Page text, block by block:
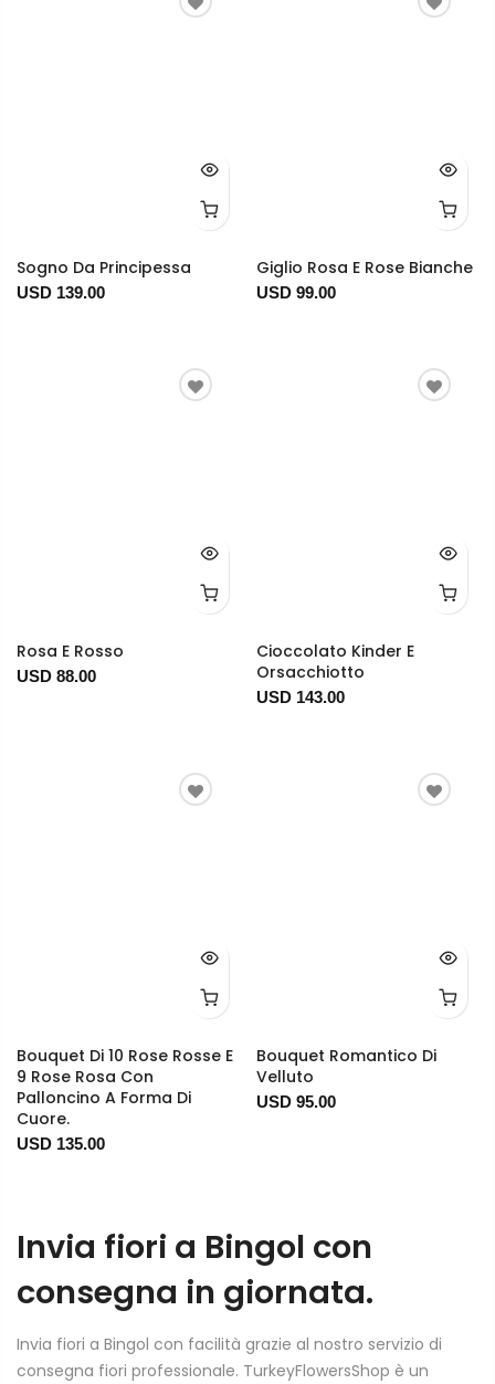
Sogno Da Principessa
USD 139.00
Giglio Rosa E Rose Bianche
USD 99.00
Rosa E Rosso
USD 88.00
Cioccolato Kinder E
Orsacchiotto
USD 143.00
Bouquet Di 10 Rose Rosse E
9 Rose Rosa Con
Palloncino A Forma Di
Cuore.
USD 135.00
Bouquet Romantico Di
Velluto
USD 95.00
Invia fiori a Bingol con
consegna in giornata.
Invia fiori a Bingol con facilità grazie al nostro servizio di
consegna fiori professionale. TurkeyFlowersShop è un